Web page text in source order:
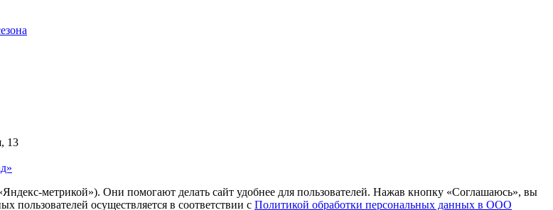
13
метрикой»). Они помогают делать сайт удобнее для пользователей. Нажав кнопку «Соглашаюсь», вы
пользователей осуществляется в соответствии с Политикой обработки персональных данных в ООО